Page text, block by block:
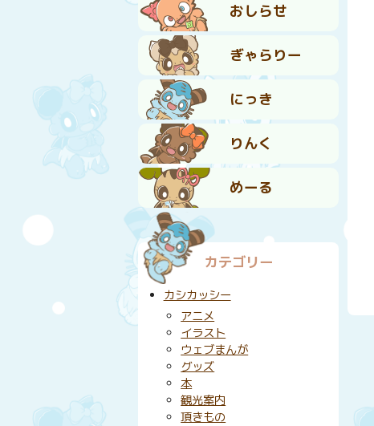
おしらせ
ぎゃらりー
にっき
りんく
めーる
カテゴリー
カシカッシー
アニメ
イラスト
ウェブまんが
グッズ
本
観光案内
頂きもの